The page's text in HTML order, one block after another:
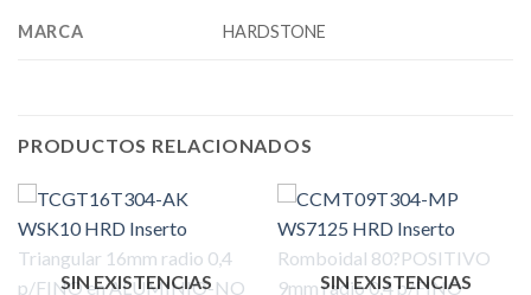
MARCA HARDSTONE
PRODUCTOS RELACIONADOS
SIN EXISTENCIAS SIN EXISTENCIAS